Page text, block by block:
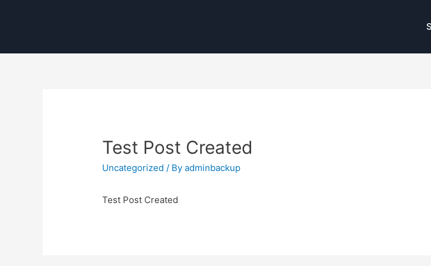
Test Post Created
Uncategorized / Byadminbackup
Test Post Created